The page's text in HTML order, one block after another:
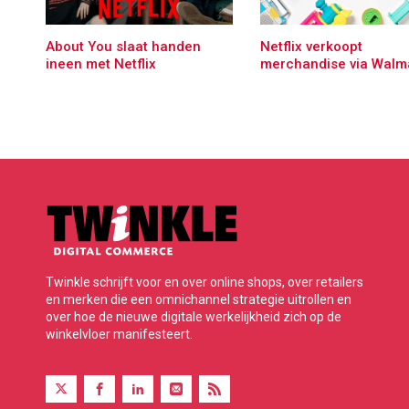
About You slaat handen
ineen met Netflix
Netflix verkoopt
merchandise via
Twinkle schrijft voor en over online shops, over retailers
en merken die een omnichannel strategie uitrollen en
over hoe de nieuwe digitale werkelijkheid zich op de
winkelvloer manifesteert.